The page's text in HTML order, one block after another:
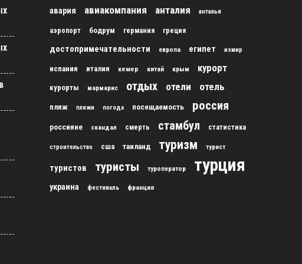
авария авиакомпания анталия анталья
аэропорт бодрум германия греция
достопримечательности европа египет измир
испания италия кемер китай крым курорт
курорты мармарис отдых отели отель
пляж пляжи погода посещаемость россия
россияне скандал смерть стамбул статистика
строительство сша таиланд туризм турист
туристов туристы туроператор турция
украина фестиваль франция